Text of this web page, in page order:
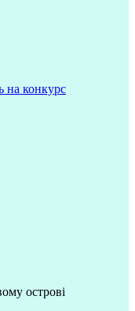
острові